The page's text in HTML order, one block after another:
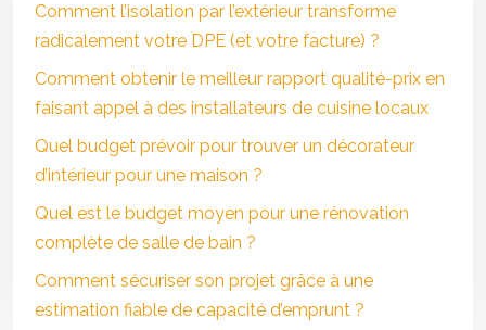
Comment l’isolation par l’extérieur transforme
radicalement votre DPE (et votre facture) ?
Comment obtenir le meilleur rapport qualité-prix en
faisant appel à des installateurs de cuisine locaux
Quel budget prévoir pour trouver un décorateur
d’intérieur pour une maison ?
Quel est le budget moyen pour une rénovation
complète de salle de bain ?
Comment sécuriser son projet grâce à une
estimation fiable de capacité d’emprunt ?